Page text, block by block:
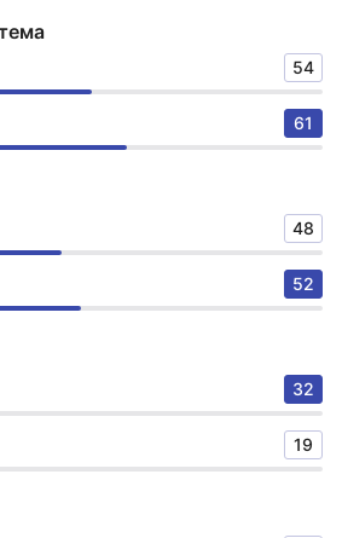
54
61
48
52
32
19